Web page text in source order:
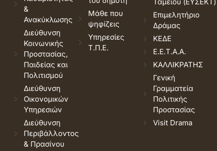
&
Ανακύκλωσης
Διεύθυνση
Κοινωνικής
Προστασίας,
Παιδείας και
Πολιτισμού
Διεύθυνση
Οικονομικών
Υπηρεσιών
Διεύθυνση
Περιβάλλοντος
& Πρασίνου
Μάθε που
ψηφίζεις
Υπηρεσίες
Τ.Π.Ε.
Επιμελητήριο
Δράμας
ΚΕΔΕ
Ε.Ε.Τ.Α.Α.
ΚΑΛΛΙΚΡΑΤΗΣ
Γενική
Γραμματεία
Πολιτικής
Προστασίας
Visit Drama